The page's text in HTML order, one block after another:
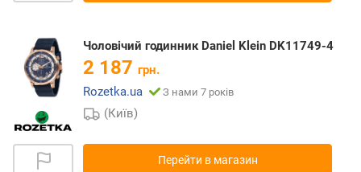
Чоловічий годинник Daniel Klein DK11749-4
2 187 грн.
Rozetka.ua
З нами 7 років
(Київ)
Перейти в магазин